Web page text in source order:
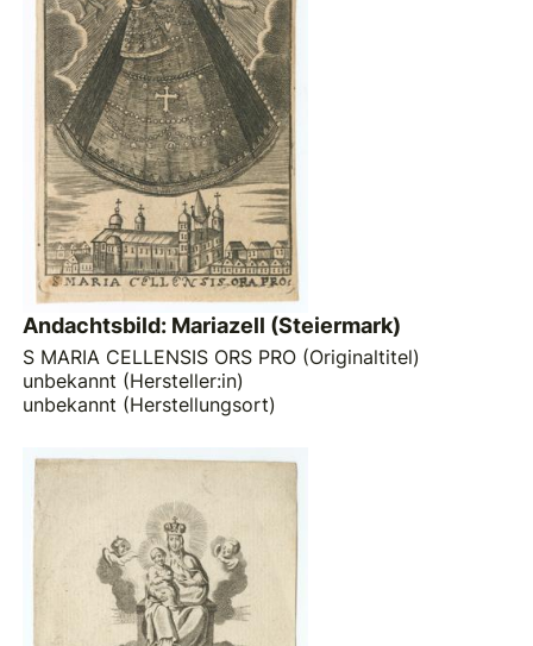
Andachtsbild: Mariazell (Steiermark)
S MARIA CELLENSIS ORS PRO (Originaltitel)
unbekannt (Hersteller:in)
unbekannt (Herstellungsort)